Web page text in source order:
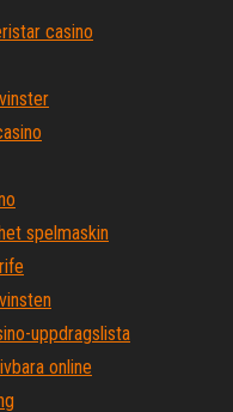
casino
spelmaskin
uppdragslista
online